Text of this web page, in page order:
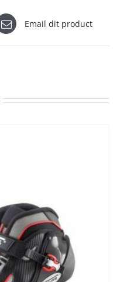
Email dit product